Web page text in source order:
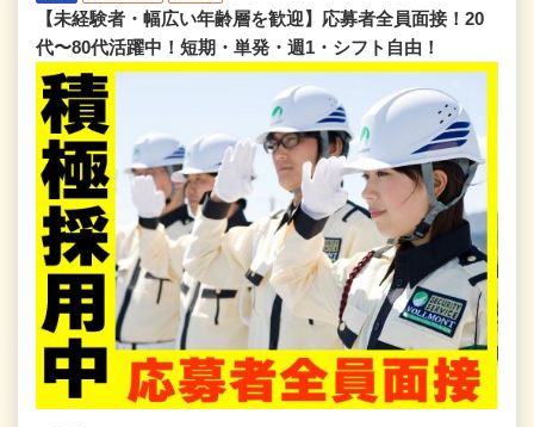
【未経験者・幅広い年齢層を歓迎】応募者全員面接！20
代〜80代活躍中！短期・単発・週1・シフト自由！